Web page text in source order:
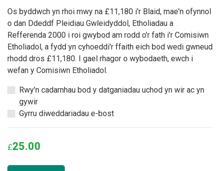
Os byddwch yn rhoi mwy na £11,180 i'r Blaid, mae'n ofynnol
o dan Ddeddf Pleidiau Gwleidyddol, Etholiadau a
Refferenda 2000 i roi gwybod am rodd o'r fath i'r Comisiwn
Etholiadol, a fydd yn cyhoeddi'r ffaith eich bod wedi gwneud
rhodd dros £11,180. I gael rhagor o wybodaeth, ewch i
wefan y Comisiwn Etholiadol.
Rwy'n cadarnhau bod y datganiadau uchod yn wir ac yn
gywir
Gyrru diweddariadau e-bost
£25.00